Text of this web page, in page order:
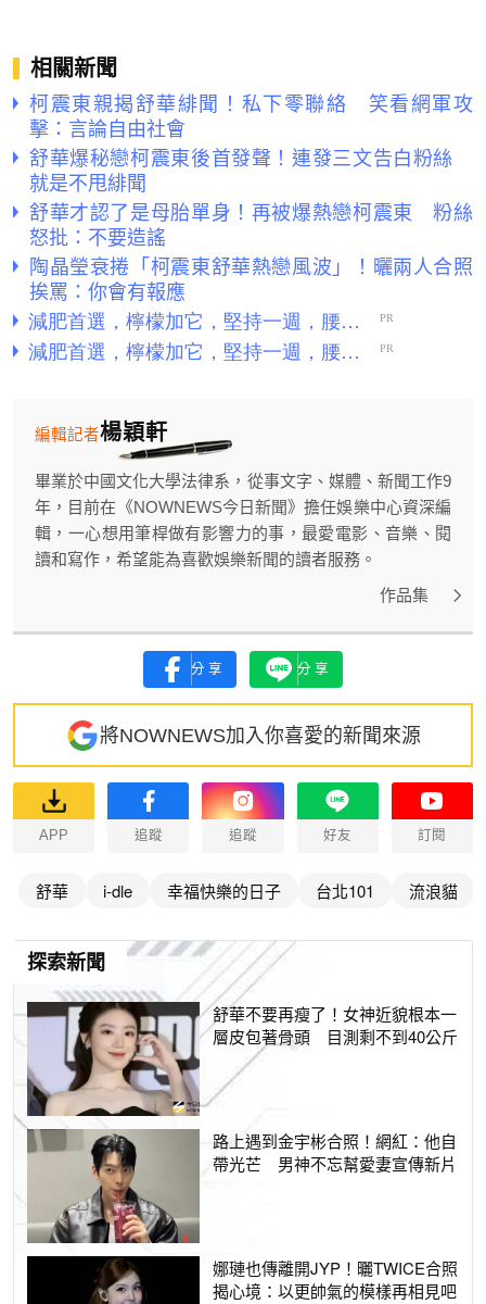
相關新聞
柯震東親揭舒華緋聞！私下零聯絡 笑看網軍攻
擊：言論自由社會
舒華爆秘戀柯震東後首發聲！連發三文告白粉絲
就是不甩緋聞
舒華才認了是母胎單身！再被爆熱戀柯震東 粉絲
怒批：不要造謠
陶晶瑩衰捲「柯震東舒華熱戀風波」！曬兩人合照
挨罵：你會有報應
楊穎軒
編輯記者
畢業於中國文化大學法律系，從事文字、媒體、新聞工作9
年，目前在《NOWNEWS今日新聞》擔任娛樂中心資深編
輯，一心想用筆桿做有影響力的事，最愛電影、音樂、閱
讀和寫作，希望能為喜歡娛樂新聞的讀者服務。
作品集
分享 分享
將NOWNEWS加入你喜愛的新聞來源
APP 追蹤 追蹤 好友 訂閱
舒華 i-dle 幸福快樂的日子 台北101 流浪貓
探索新聞
舒華不要再瘦了！女神近貌根本一
層皮包著骨頭 目測剩不到40公斤
路上遇到金宇彬合照！網紅：他自
帶光芒 男神不忘幫愛妻宣傳新片
娜璉也傳離開JYP！曬TWICE合照
揭心境：以更帥氣的模樣再相見吧